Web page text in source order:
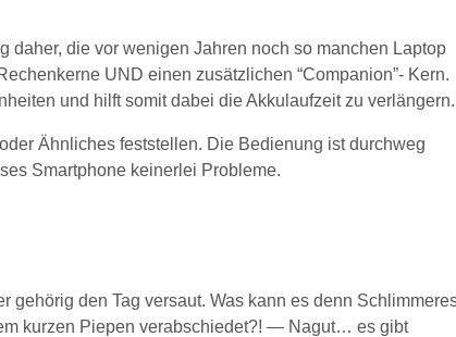
die vor wenigen Jahren noch so manchen Laptop
UND einen zusätzlichen “Companion”- Kern.
und hilft somit dabei die Akkulaufzeit zu verlängern.
Ähnliches feststellen. Die Bedienung ist durchweg
Smartphone keinerlei Probleme.
den Tag versaut. Was kann es denn
kurzen Piepen verabschiedet?! — Nagut… es gibt